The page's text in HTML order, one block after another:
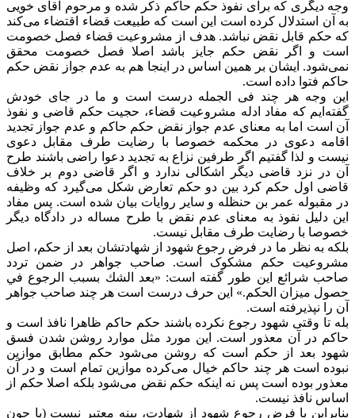
وجه دیگری که برای نفوذ حکم حاکم ذکر شده و مرحوم آقای خویی
به آن استدلال کرده است این است که طبیعت قضاء اقتضاء می‌کند
که حکم قابل نقض نباشد. هدف از مشروعیت قضاء فصل خصومت
است و اگر نقض حکم جایز باشد اصلا فصل خصومت محقق
نمی‌شود. ایشان بر همین اساس در اینجا هم به عدم جواز نقض حکم
حاکم فتوا داده است.
این وجه هر چند فی الجمله درست است و ما در جای خودش
گفته‌ایم که مفاد ادله مشروعیت قضاء، حجیت حکم قاضی و نفوذ
آن است اما به معنای عدم جواز نقض حکم حاکم و عدم جواز تجدید
اقامه دعوی در محکمه خصوصا با رضایت طرف مقابل دعوی
نیست و لذا گفتیم اگر طرفین نزاع به تجدید دعوا راضی باشند طرح
آن در نزد قاضی دیگر اشکالی ندارد و اگر قاضی دوم بر خلاف
قاضی اول حکم کرد بین دو حکم تعارض شکل می‌گیرد که وظیفه
در مقبوله عمر بن حنظله و سایر روایات بیان شده است. پس مفاد
این دلیل نفوذ به معنای عدم نقض با طرح مساله در دادگاه دیگر
خصوصا با رضایت طرف مقابل نیست.
بلکه به نظر ما در فرض رجوع شهود از شهادتشان بعد از حکم، اصل
مشروعیت حکم مشکوک است. صاحب جواهر در ضمن تردد
صاحب شرائع این طور گفته است: «بعد الشك بسبب الرجوع في
حصول ميزان الحكم.» این حرف درست است هر چند صاحب جواهر
آن را نپذیرفته است.
بله تا وقتی شهود رجوع نکرده باشند حکم حاکم ظاهرا نافذ است و
حاکم در آن معذور است. این مورد مثل موارد روشن شدن فسق
شهود بعد از حکم است که روشن می‌شود حکم مطابق موازین
نبوده است هر چند حاکم خیال می‌کرده موازین تمام است و در آن
معذور بوده است پس نه اینکه حکم نقض می‌شود بلکه اصلا حکم از
اساس نافذ نیست.
بنابراین با فرض رجوع شهود از شهادت، بینه معتبر نیست (یا چون